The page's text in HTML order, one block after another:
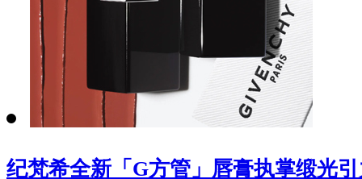
纪梵希全新「G方管」唇膏执掌缎光